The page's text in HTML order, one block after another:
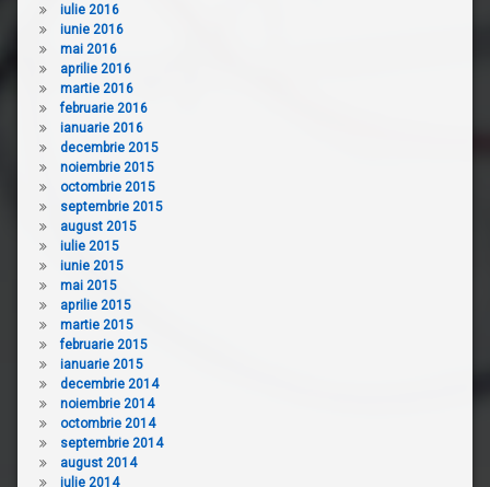
iulie 2016
iunie 2016
mai 2016
aprilie 2016
martie 2016
februarie 2016
ianuarie 2016
decembrie 2015
noiembrie 2015
octombrie 2015
septembrie 2015
august 2015
iulie 2015
iunie 2015
mai 2015
aprilie 2015
martie 2015
februarie 2015
ianuarie 2015
decembrie 2014
noiembrie 2014
octombrie 2014
septembrie 2014
august 2014
iulie 2014